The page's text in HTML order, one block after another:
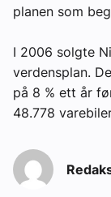
planen som
I 2006 solgte
verdensplan.
på 8 % ett år
48.778